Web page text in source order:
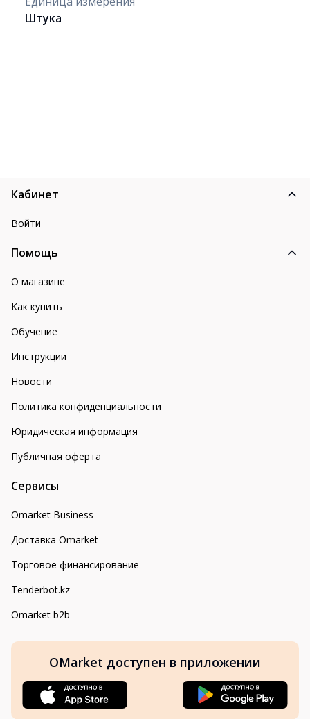
Штука
Кабинет
Войти
Помощь
О магазине
Как купить
Обучение
Инструкции
Новости
Политика конфиденциальности
Юридическая информация
Публичная оферта
Сервисы
Omarket Business
Доставка Omarket
Торговое финансирование
Tenderbot.kz
Omarket b2b
OMarket доступен в приложении